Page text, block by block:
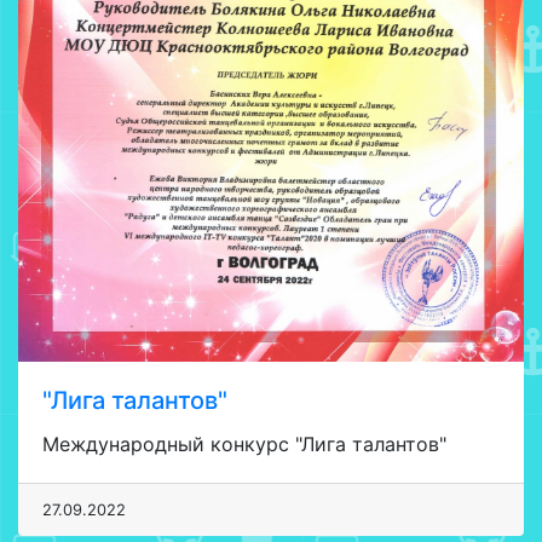
"Лига талантов"
Международный конкурс "Лига талантов"
27.09.2022